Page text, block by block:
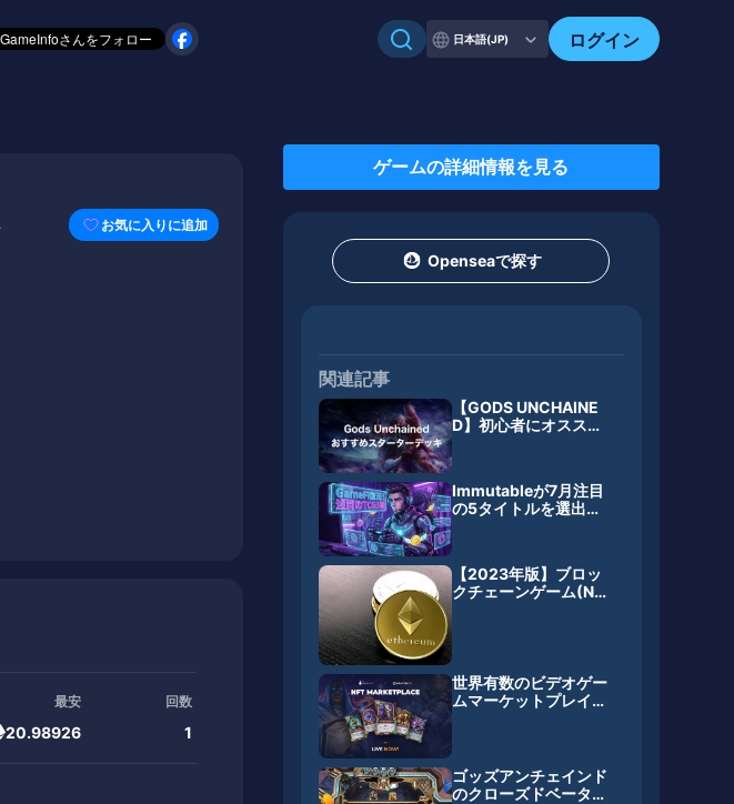
日本語(JP) ログイン
お気に入りに追加
最安 回数
20.98926 1
ゲームの詳細情報を見る
Openseaで探す
関連記事
【GODS UNCHAINE
D】初心者にオススメ
Immutableが7月注目
の5タイトルを選出
Unchainedが3強を形
成、TCG経済圏が202
6年GameFi復活を牽引
【2023年版】ブロッ
クチェーンゲーム(NFT
世界有数のビデオゲー
ムマーケットプレイス
ケットプレイスを開始
ゴッズアンチェインド
のクローズドベータに